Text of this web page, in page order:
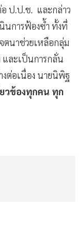
อ ป.ป.ช. และกล่าว
นการฟ้องซ้ำ ทั้งที่
ตนาช่วยเหลือกลุ่ม
และเป็นการกลั่น
งต่อเนื่อง นายนิพิฐ
วข้องทุกคน ทุก